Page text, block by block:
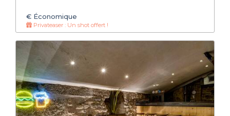
€ Économique
Privateaser : Un shot offert !